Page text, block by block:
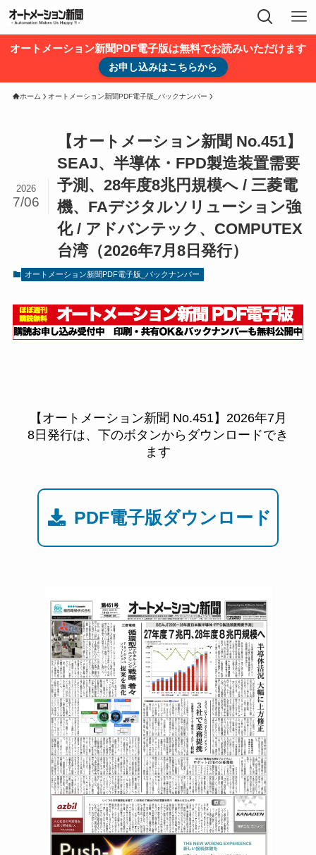
オートメーション新聞PDF電子版は無料でお読みいただけます
お申し込みはこちらから
ホーム オートメーション新聞PDF電子版_バックナンバー
【オートメーション新聞 No.451】
SEAJ、半導体・FPD製造装置需要
予測、28年度8兆円規模へ / 三菱電
機、FAデジタルソリューション強
化 / アドバンテック、COMPUTEX
台湾（2026年7月8日発行）
2026
7/06
オートメーション新聞PDF電子版_バックナンバー
【オートメーション新聞 No.451】2026年7月
8日発行は、下のボタンからダウンロードでき
ます
PDF電子版ダウンロード